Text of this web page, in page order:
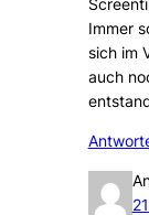
Immer
sich im
auch